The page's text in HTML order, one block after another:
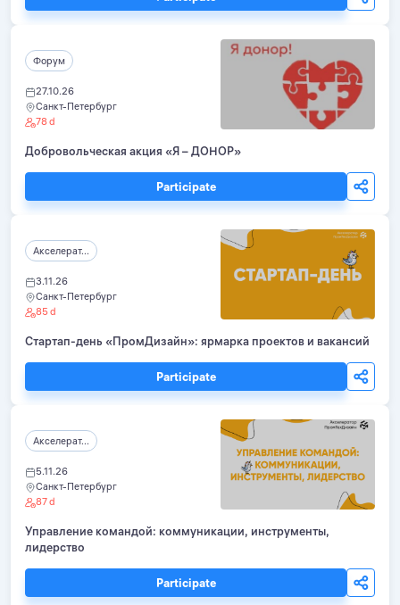
Форум
27.10.26
Санкт-Петербург
78 d
Добровольческая акция «Я – ДОНОР»
Participate
Акселерат...
3.11.26
Санкт-Петербург
85 d
Стартап-день «ПромДизайн»: ярмарка проектов и вакансий
Participate
Акселерат...
5.11.26
Санкт-Петербург
87 d
Управление командой: коммуникации, инструменты,
лидерство
Participate